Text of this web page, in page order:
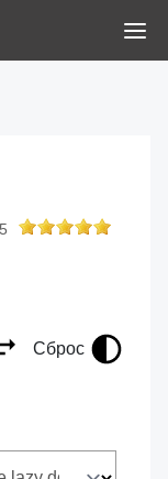
5
Сброс